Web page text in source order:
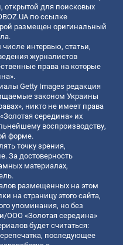
для поисковых
по ссылке
размещен оригинальный
интервью, статьи,
журналистов
права на которые
Getty Images редакция
законом Украины
никто не имеет права
середина» их
воспроизводству,
форме.
точку зрения,
За достоверность
материалах,
размещенных на этом
на страницу этого сайта,
упоминания, но без
ООО «Золотая середина»
будет считаться:
последующее